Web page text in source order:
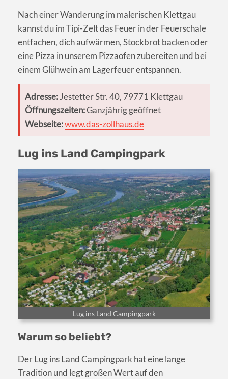
Nach einer Wanderung im malerischen Klettgau
kannst du im Tipi-Zelt das Feuer in der Feuerschale
entfachen, dich aufwärmen, Stockbrot backen oder
eine Pizza in unserem Pizzaofen zubereiten und bei
einem Glühwein am Lagerfeuer entspannen.
Adresse:Jestetter Str. 40, 79771 Klettgau
Öffnungszeiten:Ganzjährig geöffnet
Webseite:www.das-zollhaus.de
Lug ins Land Campingpark
Lug ins Land Campingpark
Warum so beliebt?
Der Lug ins Land Campingpark hat eine lange
Tradition und legt großen Wert auf den